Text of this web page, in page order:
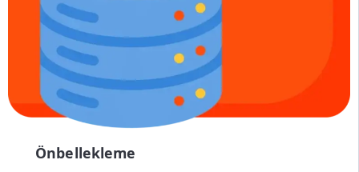
Önbellekleme